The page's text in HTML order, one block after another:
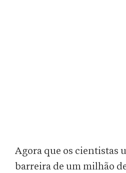
Agora que os cientistas
barreira de um milhão